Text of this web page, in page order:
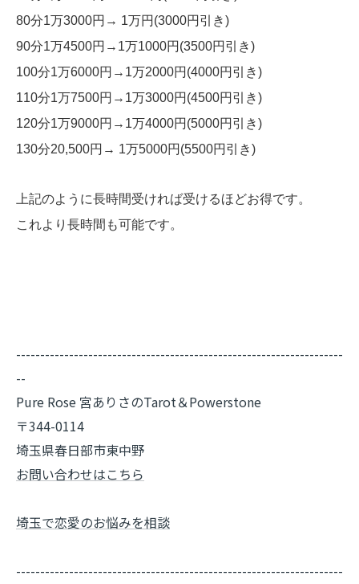
80分1万3000円→ 1万円(3000円引き)
90分1万4500円→1万1000円(3500円引き)
100分1万6000円→1万2000円(4000円引き)
110分1万7500円→1万3000円(4500円引き)
120分1万9000円→1万4000円(5000円引き)
130分20,500円→ 1万5000円(5500円引き)
上記のように長時間受ければ受けるほどお得です。
これより長時間も可能です。
--------------------------------------------------------------------
--
Pure Rose 宮ありさのTarot＆Powerstone
〒344-0114
埼玉県春日部市東中野
お問い合わせはこちら
埼玉で恋愛のお悩みを相談
--------------------------------------------------------------------